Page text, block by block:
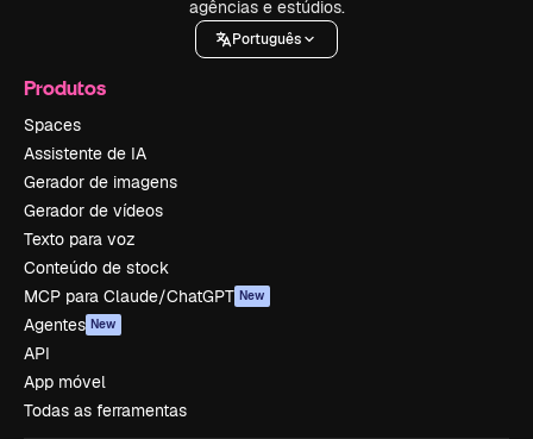
agências e estúdios.
Português
Produtos
Spaces
Assistente de IA
Gerador de imagens
Gerador de vídeos
Texto para voz
Conteúdo de stock
MCP para Claude/ChatGPT New
Agentes New
API
App móvel
Todas as ferramentas